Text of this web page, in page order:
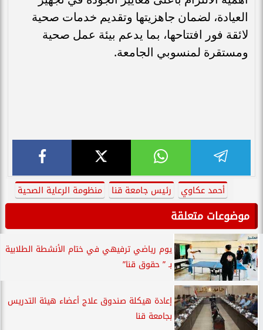
العيادة، لضمان جاهزيتها وتقديم خدمات صحية
لائقة فور افتتاحها، بما يدعم بيئة عمل صحية
ومستقرة لمنسوبي الجامعة.
أحمد عكاوي رئيس جامعة قنا منظومة الرعاية الصحية
موضوعات متعلقة
يوم رياضي ترفيهي في ختام الأنشطة الطلابية
بـ ” حقوق قنا”
إعادة هيكلة صندوق علاج أعضاء هيئة التدريس
بجامعة قنا